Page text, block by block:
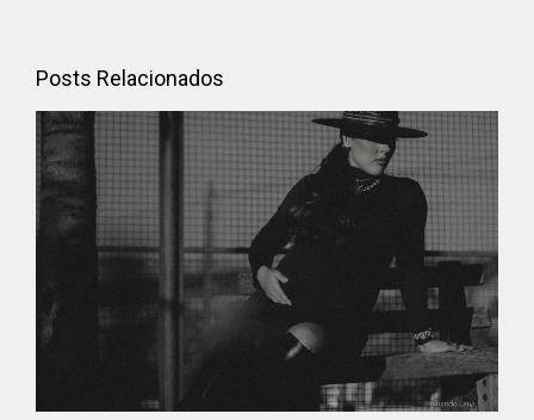
Posts Relacionados